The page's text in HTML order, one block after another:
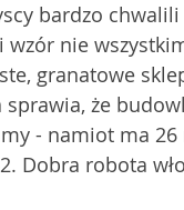
bardzo
nie
granatowe
że
- namiot ma
Dobra robota